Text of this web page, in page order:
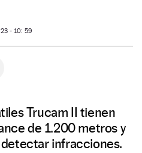
23 - 10: 59
Trucam II tienen
de 1.200 metros y
infracciones.